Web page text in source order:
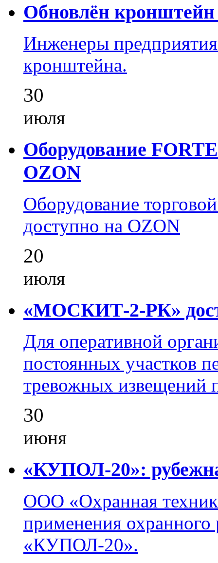
Обновлён
Инженеры
кронштейна.
30
июля
Оборудование
OZON
Оборудование
доступно на OZON
20
июля
«МОСКИТ-2-РК»
Для оперативной
постоянных участков
тревожных извещений
30
июня
«КУПОЛ-20»:
ООО «Охранная
применения охранного
«КУПОЛ-20».